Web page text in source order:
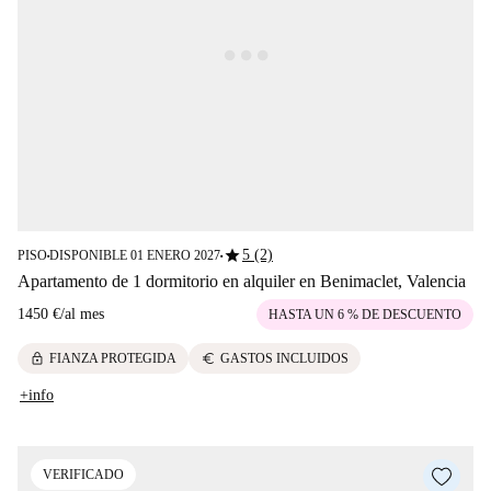
PISO■DISPONIBLE 01 ENERO 2027■star5 (2)
Apartamento de 1 dormitorio en alquiler en Benimaclet, Valencia
1450 €/al mes HASTA UN 6 % DE DESCUENTO
lock FIANZA PROTEGIDA euro GASTOS INCLUIDOS
+info
VERIFICADO